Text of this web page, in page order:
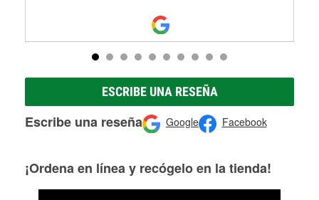
ESCRIBE UNA RESEÑA
Escribe una reseña Google Facebook
¡Ordena en línea y recógelo en la tienda!